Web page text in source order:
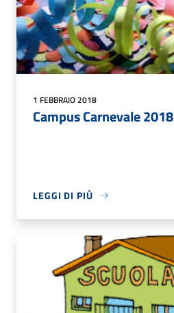
1 FEBBRAIO 2018
Campus Carnevale 2018
LEGGI DI PIÙ